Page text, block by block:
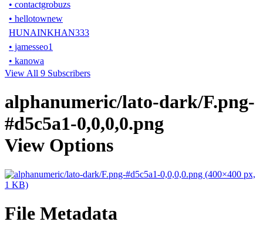
• contactgrobuzs
• hellotownew
HUNAINKHAN333
• jamesseo1
• kanowa
View All 9 Subscribers
alphanumeric/lato-dark/F.png-
#d5c5a1-0,0,0,0.png
View Options
File Metadata